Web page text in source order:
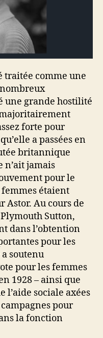
traitée comme une
une grande hostilité
forte pour
a passées en
britannique
n’ait jamais
pour le
étaient
Au cours de
Sutton,
dans l’obtention
pour les
soutenu
pour les femmes
1928 – ainsi que
l’aide sociale axées
pour
la fonction